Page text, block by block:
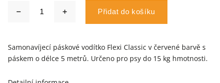
Přidat do košíku
Samonavíjecí páskové vodítko Flexi Classic v červené barvě s
páskem o délce 5 metrů. Určeno pro psy do 15 kg hmotnosti.